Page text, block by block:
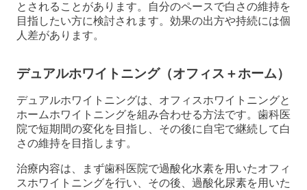
とされることがあります。自分のペースで白さの維持を
目指したい方に検討されます。効果の出方や持続には個
人差があります。
デュアルホワイトニング（オフィス＋ホーム）
デュアルホワイトニングは、オフィスホワイトニングと
ホームホワイトニングを組み合わせる方法です。歯科医
院で短期間の変化を目指し、その後に自宅で継続して白
さの維持を目指します。
治療内容は、まず歯科医院で過酸化水素を用いたオフィ
スホワイトニングを行い、その後、過酸化尿素を用いた